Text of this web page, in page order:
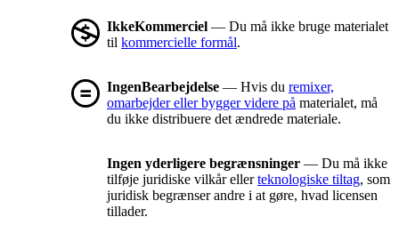
IkkeKommerciel — Du må ikke bruge materialet
til kommercielle formål.
IngenBearbejdelse — Hvis du remixer,
omarbejder eller bygger videre på materialet, må
du ikke distribuere det ændrede materiale.
Ingen yderligere begrænsninger — Du må ikke
tilføje juridiske vilkår ellerteknologiske tiltag, som
juridisk begrænser andre i at gøre, hvad licensen
tillader.